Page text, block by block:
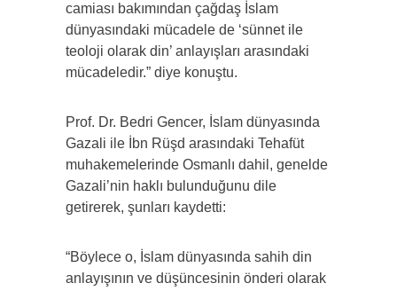
camiası bakımından çağdaş İslam
dünyasındaki mücadele de ‘sünnet ile
teoloji olarak din’ anlayışları arasındaki
mücadeledir.” diye konuştu.
Prof. Dr. Bedri Gencer, İslam dünyasında
Gazali ile İbn Rüşd arasındaki Tehafüt
muhakemelerinde Osmanlı dahil, genelde
Gazali’nin haklı bulunduğunu dile
getirerek, şunları kaydetti:
“Böylece o, İslam dünyasında sahih din
anlayışının ve düşüncesinin önderi olarak